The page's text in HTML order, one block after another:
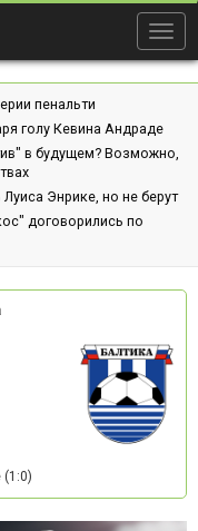
пенальти
голу Кевина Андраде
в будущем? Возможно,
Энрике, но не берут
договорились по
(1:0)